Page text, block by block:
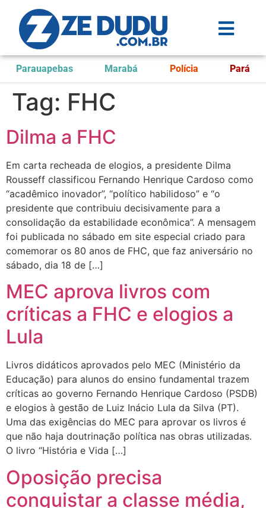
Parauapebas Marabá Polícia Pará
Tag: FHC
Dilma a FHC
Em carta recheada de elogios, a presidente Dilma
Rousseff classificou Fernando Henrique Cardoso como
“acadêmico inovador”, “político habilidoso” e “o
presidente que contribuiu decisivamente para a
consolidação da estabilidade econômica”. A mensagem
foi publicada no sábado em site especial criado para
comemorar os 80 anos de FHC, que faz aniversário no
sábado, dia 18 de […]
MEC aprova livros com
críticas a FHC e elogios a
Lula
Livros didáticos aprovados pelo MEC (Ministério da
Educação) para alunos do ensino fundamental trazem
críticas ao governo Fernando Henrique Cardoso (PSDB)
e elogios à gestão de Luiz Inácio Lula da Silva (PT).
Uma das exigências do MEC para aprovar os livros é
que não haja doutrinação política nas obras utilizadas.
O livro “História e Vida […]
Oposição precisa
conquistar a classe média,